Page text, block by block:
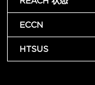
ECCN
HTSUS